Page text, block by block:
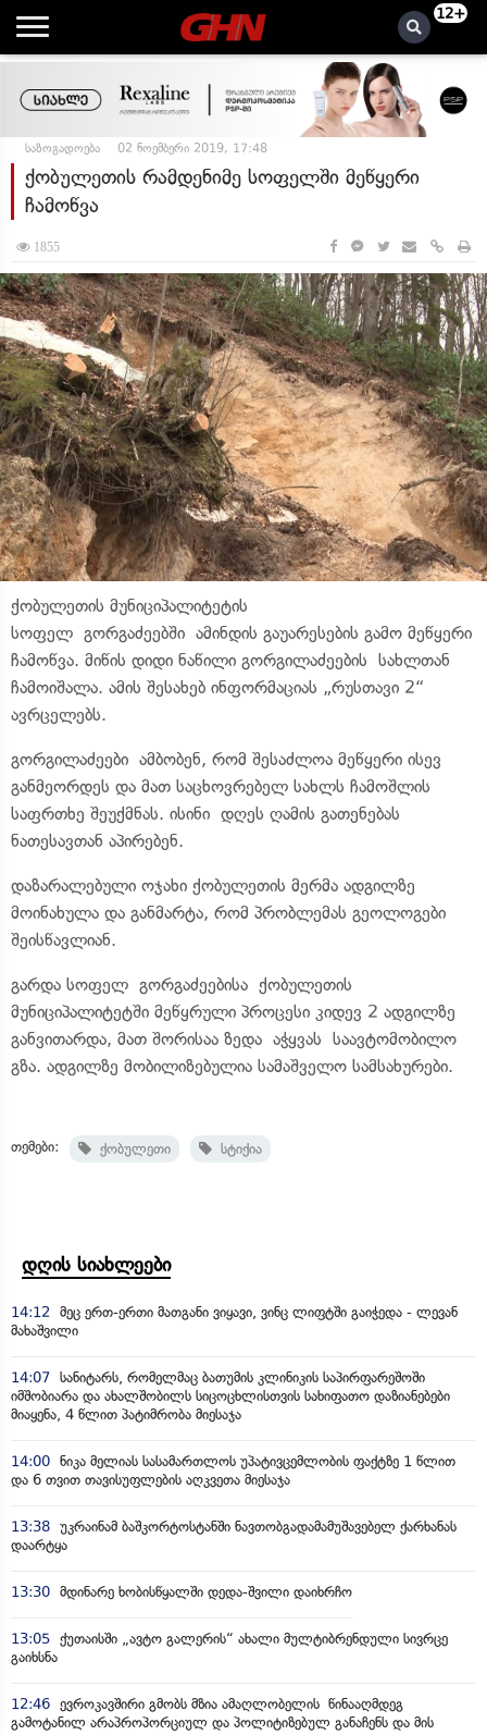
12+
საზოგადოება 02 ნოემბერი 2019, 17:48
ქობულეთის რამდენიმე სოფელში მეწყერი
ჩამოწვა
1855
ქობულეთის მუნიციპალიტეტის
სოფელ გორგაძეებში ამინდის გაუარესების გამო მეწყერი
ჩამოწვა. მიწის დიდი ნაწილი გორგილაძეების სახლთან
ჩამოიშალა. ამის შესახებ ინფორმაციას „რუსთავი 2“
ავრცელებს.
გორგილაძეები ამბობენ, რომ შესაძლოა მეწყერი ისევ
განმეორდეს და მათ საცხოვრებელ სახლს ჩამოშლის
საფრთხე შეუქმნას. ისინი დღეს ღამის გათენებას
ნათესავთან აპირებენ.
დაზარალებული ოჯახი ქობულეთის მერმა ადგილზე
მოინახულა და განმარტა, რომ პრობლემას გეოლოგები
შეისწავლიან.
გარდა სოფელ გორგაძეებისა ქობულეთის
მუნიციპალიტეტში მეწყრული პროცესი კიდევ 2 ადგილზე
განვითარდა, მათ შორისაა ზედა აჭყვას საავტომობილო
გზა. ადგილზე მობილიზებულია სამაშველო სამსახურები.
თემები: ქობულეთი სტიქია
დღის სიახლეები
14:12
მეც ერთ-ერთი მათგანი ვიყავი, ვინც ლიფტში გაიჭედა - ლევან
მახაშვილი
14:07 სანიტარს, რომელმაც ბათუმის კლინიკის საპირფარეშოში
იმშობიარა და ახალშობილს სიცოცხლისთვის სახიფათო დაზიანებები
მიაყენა, 4 წლით პატიმრობა მიესაჯა
14:00 ნიკა მელიას სასამართლოს უპატივცემლობის ფაქტზე 1 წლით
და 6 თვით თავისუფლების აღკვეთა მიესაჯა
13:38 უკრაინამ ბაშკორტოსტანში ნავთობგადამამუშავებელ ქარხანას
დაარტყა
13:30 მდინარე ხობისწყალში დედა-შვილი დაიხრჩო
13:05 ქუთაისში „ავტო გალერის“ ახალი მულტიბრენდული სივრცე
გაიხსნა
12:46 ევროკავშირი გმობს მზია ამაღლობელის წინააღმდეგ
გამოტანილ არაპროპორციულ და პოლიტიზებულ განაჩენს და მის